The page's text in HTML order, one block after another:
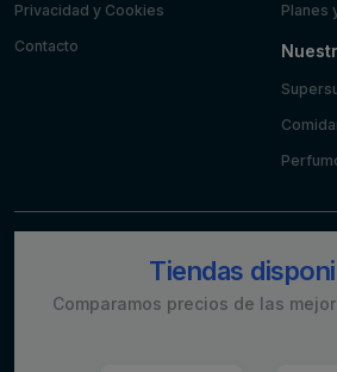
Privacidad y Cookies
Contacto
Planes
Tiendas
Comparamos precios de las